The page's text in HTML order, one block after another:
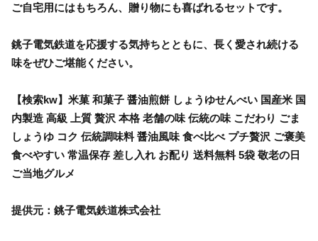
ご自宅用にはもちろん、贈り物にも喜ばれるセットです。
銚子電気鉄道を応援する気持ちとともに、長く愛され続ける
味をぜひご堪能ください。
【検索kw】米菓 和菓子 醤油煎餅 しょうゆせんべい 国産米 国
内製造 高級 上質 贅沢 本格 老舗の味 伝統の味 こだわり ごま
しょうゆ コク 伝統調味料 醤油風味 食べ比べ プチ贅沢 ご褒美
食べやすい 常温保存 差し入れ お配り 送料無料 5袋 敬老の日
ご当地グルメ
提供元：銚子電気鉄道株式会社